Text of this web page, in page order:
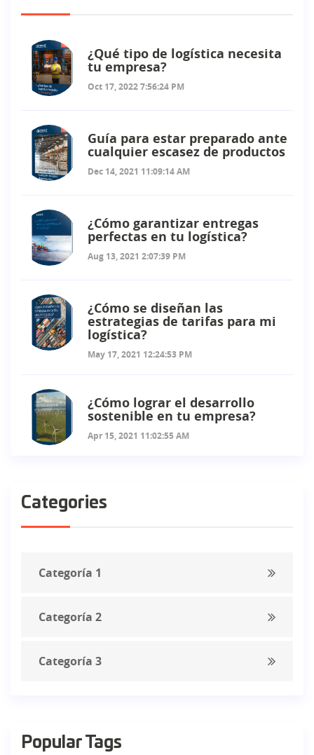
¿Qué tipo de logística necesita
tu empresa?
Oct 17, 2022 7:56:24 PM
Guía para estar preparado ante
cualquier escasez de productos
Dec 14, 2021 11:09:14 AM
¿Cómo garantizar entregas
perfectas en tu logística?
Aug 13, 2021 2:07:39 PM
¿Cómo se diseñan las
estrategias de tarifas para mi
logística?
May 17, 2021 12:24:53 PM
¿Cómo lograr el desarrollo
sostenible en tu empresa?
Apr 15, 2021 11:02:55 AM
Categories
Categoría 1
Categoría 2
Categoría 3
Popular Tags